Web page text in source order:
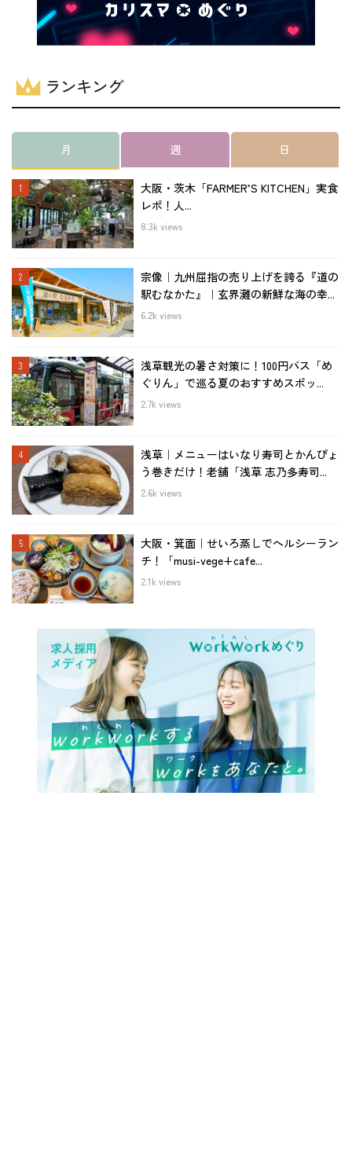
ランキング
月 週 日
大阪・茨木「FARMER’S KITCHEN」実食
レポ！人...
8.3k views
宗像｜九州屈指の売り上げを誇る『道の
駅むなかた』｜玄界灘の新鮮な海の幸...
6.2k views
浅草観光の暑さ対策に！100円バス「め
ぐりん」で巡る夏のおすすめスポッ...
2.7k views
浅草｜メニューはいなり寿司とかんぴょ
う巻きだけ！老舗「浅草 志乃多寿司...
2.6k views
大阪・箕面｜せいろ蒸しでヘルシーラン
チ！「musi-vege+cafe...
2.1k views